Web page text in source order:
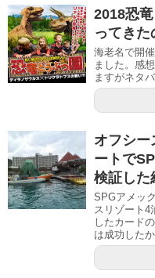
2018恐
ってきた
海老名で開
ました。感
ますがネタ
オフシー
ートで
検証した
SPGアメッ
スリゾート4
したカード
は成功したか